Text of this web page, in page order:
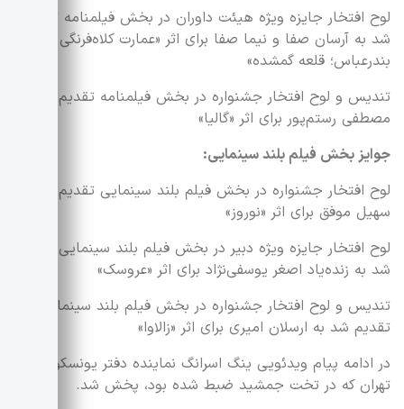
لوح افتخار جایزه ویژه هیئت داوران در بخش فیلمنامه تقدیم
شد به آرسان صفا و نیما صفا برای اثر «عمارت کلاه‌فرنگی
بندرعباس؛ قلعه گمشده»
تندیس و لوح افتخار جشنواره در بخش فیلمنامه تقدیم شد به
مصطفی رستم‌پور برای اثر «گالیا»
جوایز بخش فیلم بلند سینمایی:
لوح افتخار جشنواره در بخش فیلم بلند سینمایی تقدیم شد به
سهیل موفق برای اثر «نوروز»
لوح افتخار جایزه ویژه دبیر در بخش فیلم بلند سینمایی تقدیم
شد به زنده‌یاد اصغر یوسفی‌نژاد برای اثر «عروسک»
تندیس و لوح افتخار جشنواره در بخش فیلم بلند سینمایی
تقدیم شد به ارسلان امیری برای اثر «زالاوا»
در ادامه پیام ویدئویی ینگ اسرانگ نماینده دفتر یونسکو در
تهران که در تخت جمشید ضبط شده بود، پخش شد.